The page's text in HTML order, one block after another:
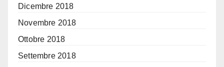
Dicembre 2018
Novembre 2018
Ottobre 2018
Settembre 2018